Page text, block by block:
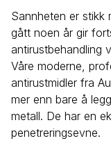
Sannheten er stikk
gått noen år gir
antirustbehandling
Våre moderne,
antirustmidler fra
mer enn bare å
metall. De har en
penetreringsevne.